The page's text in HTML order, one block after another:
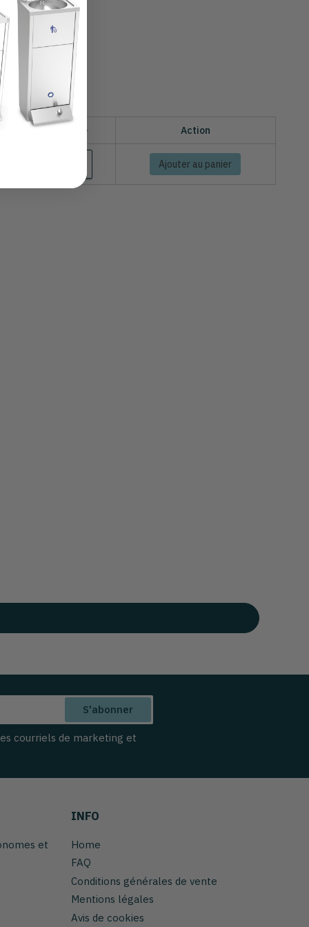
Quantité Action
Ajouter au panier
S'abonner
courriels de marketing et
et
INFO
Home
FAQ
Conditions générales de vente
Mentions légales
Avis de cookies